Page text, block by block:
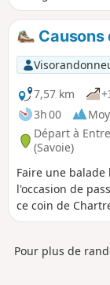
Causons
7,57 km
3h 00
Départ à
(Savoie)
Faire une
l'occasion de
ce coin de
détente
Pour plus de